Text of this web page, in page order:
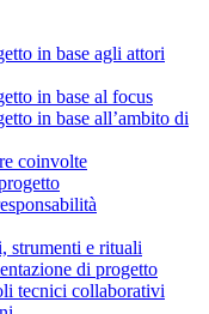
in base agli attori
in base al focus
in base all’ambito di
coinvolte
strumenti e rituali
di progetto
tecnici collaborativi